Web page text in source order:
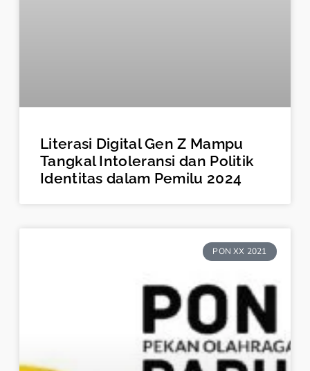
Literasi Digital Gen Z Mampu
Tangkal Intoleransi dan Politik
Identitas dalam Pemilu 2024
PON XX 2021